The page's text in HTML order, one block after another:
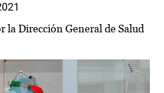
la Dirección General de Salud